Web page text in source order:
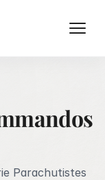
Parachutistes